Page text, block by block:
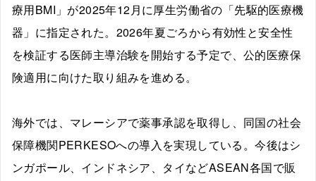
療用BMI」が2025年12月に厚生労働省の「先駆的医療機
器」に指定された。2026年夏ごろから有効性と安全性
を検証する医師主導治験を開始する予定で、公的医療保
険適用に向けた取り組みを進める。
海外では、マレーシアで薬事承認を取得し、同国の社会
保障機関PERKESOへの導入を実現している。今後はシ
ンガポール、インドネシア、タイなどASEAN各国で販